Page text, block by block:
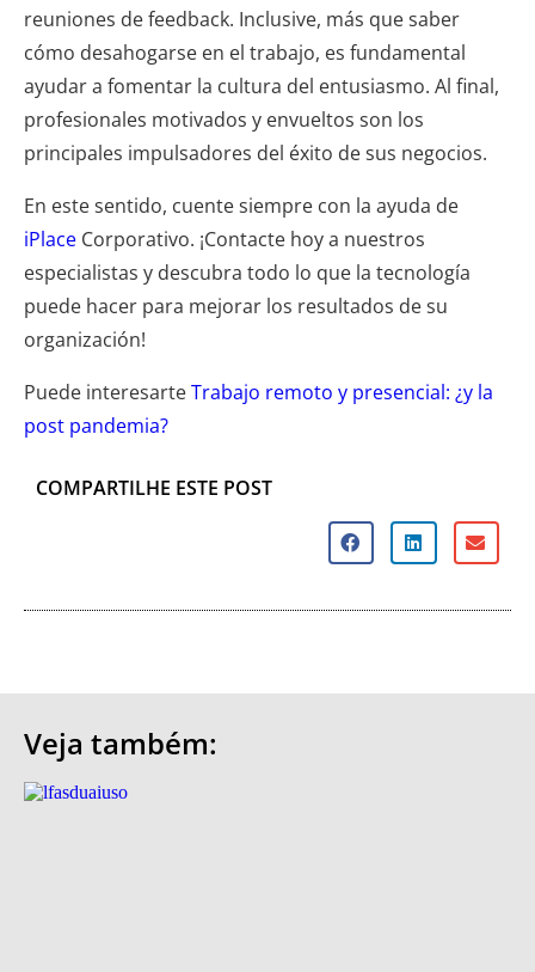
reuniones de feedback. Inclusive, más que saber
cómo desahogarse en el trabajo, es fundamental
ayudar a fomentar la cultura del entusiasmo. Al final,
profesionales motivados y envueltos son los
principales impulsadores del éxito de sus negocios.
En este sentido, cuente siempre con la ayuda de
iPlace Corporativo. ¡Contacte hoy a nuestros
especialistas y descubra todo lo que la tecnología
puede hacer para mejorar los resultados de su
organización!
Puede interesarteTrabajo remoto y presencial: ¿y la
post pandemia?
COMPARTILHE ESTE POST
Veja também: